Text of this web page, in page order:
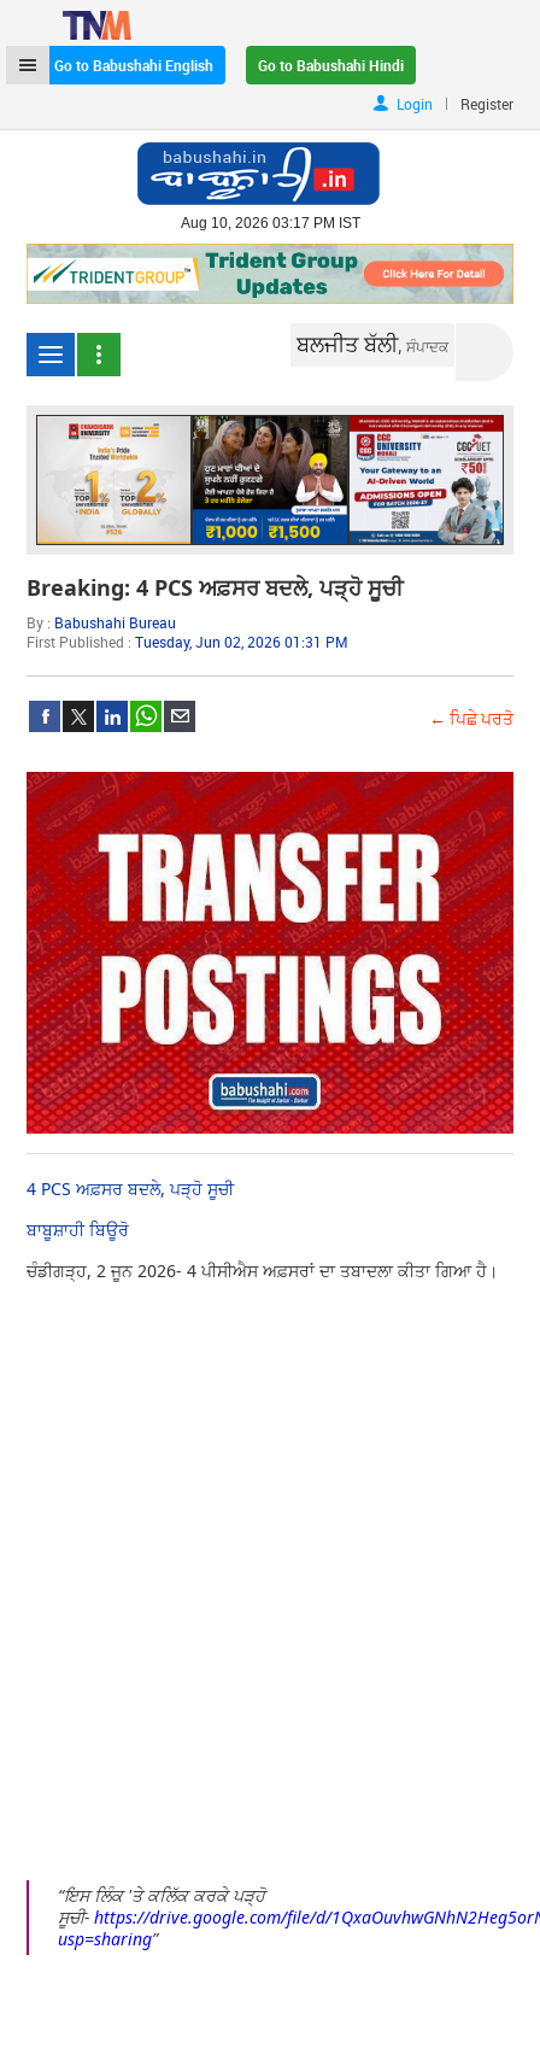
Go to Babushahi English
Go to Babushahi Hindi
Login
| Register
Aug 10, 2026 03:17 PM IST
ਬਲਜੀਤ ਬੱਲੀ,ਸੰਪਾਦਕ
Breaking: 4 PCS ਅਫ਼ਸਰ ਬਦਲੇ, ਪੜ੍ਹੋ ਸੂਚੀ
By : Babushahi Bureau
First Published :Tuesday, Jun 02, 2026 01:31 PM
← ਪਿਛੇ ਪਰਤੋ
4 PCS ਅਫ਼ਸਰ ਬਦਲੇ, ਪੜ੍ਹੋ ਸੂਚੀ
ਬਾਬੂਸ਼ਾਹੀ ਬਿਊਰੋ
ਚੰਡੀਗੜ੍ਹ, 2 ਜੂਨ 2026- 4 ਪੀਸੀਐਸ ਅਫ਼ਸਰਾਂ ਦਾ ਤਬਾਦਲਾ ਕੀਤਾ ਗਿਆ ਹੈ।
ਇਸ ਲਿੰਕ 'ਤੇ ਕਲਿੱਕ ਕਰਕੇ ਪੜ੍ਹੋ
ਸੂਚੀ-https://drive.google.com/file/d/
usp=sharing